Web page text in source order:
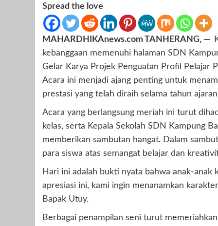
Spread the love
MAHARDHIKAnews.com TANHERANG, —
kebanggaan memenuhi halaman SDN
Gelar Karya Projek Penguatan Profil Pelajar
Acara ini menjadi ajang penting untuk
prestasi yang telah diraih selama tahun
Acara yang berlangsung meriah ini turut
kelas, serta Kepala Sekolah SDN Kampung
memberikan sambutan hangat. Dalam
para siswa atas semangat belajar dan
Hari ini adalah bukti nyata bahwa anak-anak
apresiasi ini, kami ingin menanamkan
Bapak Utuy.
Berbagai penampilan seni turut